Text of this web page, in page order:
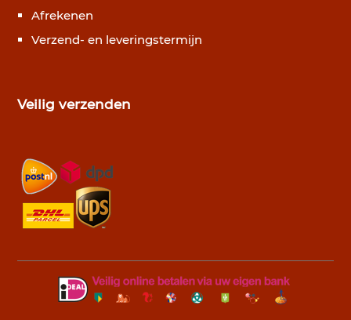
Afrekenen
Verzend- en leveringstermijn
Veilig verzenden